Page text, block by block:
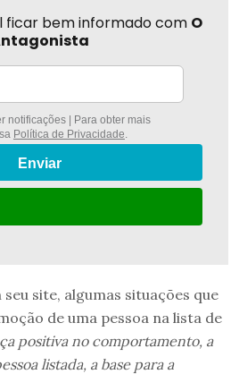
ficar bem informado com O
notificações | Para obter mais
Política de Privacidade
Enviar
site, algumas situações que
de uma pessoa na lista de
positiva no comportamento, a
listada, a base para a